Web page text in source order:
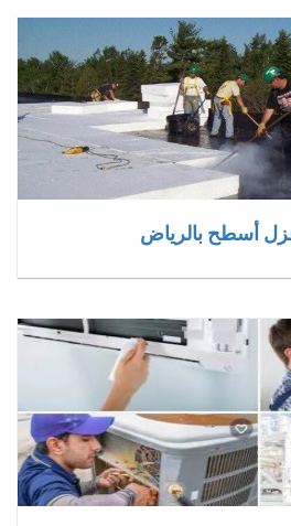
أسطح بالرياض